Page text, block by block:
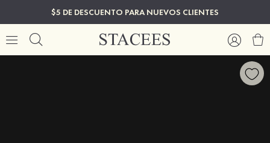
$5 DE DESCUENTO PARA NUEVOS CLIENTES